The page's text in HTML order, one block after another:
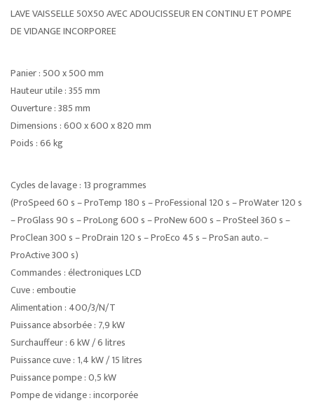
LAVE VAISSELLE 50X50 AVEC ADOUCISSEUR EN CONTINU ET POMPE
DE VIDANGE INCORPOREE
Panier : 500 x 500 mm
Hauteur utile : 355 mm
Ouverture : 385 mm
Dimensions : 600 x 600 x 820 mm
Poids : 66 kg
Cycles de lavage : 13 programmes
(ProSpeed 60 s – ProTemp 180 s – ProFessional 120 s – ProWater 120 s
– ProGlass 90 s – ProLong 600 s – ProNew 600 s – ProSteel 360 s –
ProClean 300 s – ProDrain 120 s – ProEco 45 s – ProSan auto. –
ProActive 300 s)
Commandes : électroniques LCD
Cuve : emboutie
Alimentation : 400/3/N/T
Puissance absorbée : 7,9 kW
Surchauffeur : 6 kW / 6 litres
Puissance cuve : 1,4 kW / 15 litres
Puissance pompe : 0,5 kW
Pompe de vidange : incorporée